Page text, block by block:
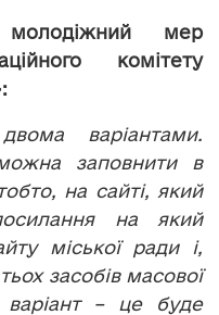
мер
комітету
варіантами.
заповнити в
на сайті, який
на який
міської ради і,
засобів масової
варіант – це буде